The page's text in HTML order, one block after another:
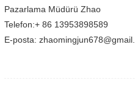
Pazarlama Müdürü Zhao
Telefon:+ 86 13953898589
E-posta: